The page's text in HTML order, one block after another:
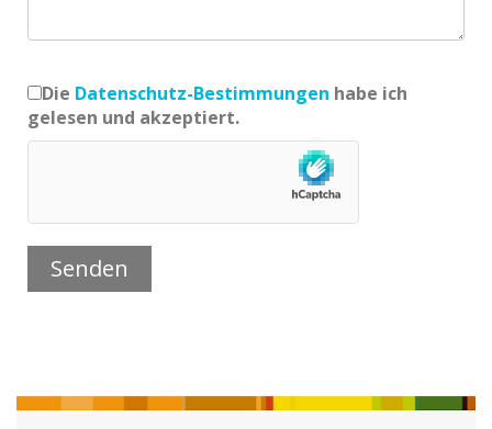
Die Datenschutz-Bestimmungen habe ich
gelesen und akzeptiert.